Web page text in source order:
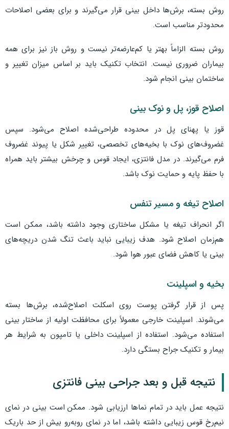
روش بسته، برش‌ها داخل بینی قرار می‌گیرند و برای بعضی اصلاحات
محدودتر مناسب است.
روش بسته الزاماً بهتر یا کم‌عارضه‌تر نیست و روش باز نیز برای همه
بیماران ضروری نیست. انتخاب تکنیک باید بر اساس میزان تغییر و
ساختمان بینی انجام شود.
اصلاح قوز، پل و نوک بینی
قوز یا پهنای پل در محدوده طراحی‌شده اصلاح می‌شود. سپس
غضروف‌های نوک با بخیه‌های تخصصی، تغییر شکل یا پیوند غضروف
فرم می‌گیرند. در مدل فانتزی، ایجاد قوس و چرخش بیشتر باید همراه
با حفظ پایه و حمایت نوک باشد.
اصلاح تیغه و مسیر تنفس
اگر انحراف تیغه یا مشکل ساختاری وجود داشته باشد، ممکن است
هم‌زمان اصلاح شود. هدف زیبایی نباید باعث تنگ شدن دریچه‌های
بینی یا کاهش فضای عبور هوا شود.
بخیه و اسپلینت
پس از قرار گرفتن پوست روی اسکلت اصلاح‌شده، برش‌ها بسته
می‌شوند. اسپلینت خارجی معمولاً برای محافظت اولیه از ساختار بینی
استفاده می‌شود. استفاده از اسپلینت داخلی یا تامپون به شرایط هر
بیمار و تکنیک جراح بستگی دارد.
نتیجه قبل و بعد جراحی بینی فانتزی
نتیجه عمل باید در تمام نماها ارزیابی شود. ممکن است بینی در نمای
نیم‌رخ قوس زیبایی داشته باشد، اما در نمای روبه‌رو بیش از حد باریک